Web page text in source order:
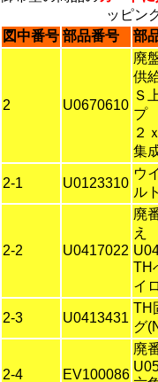
ッピン
図中番号 部品番号 部
2 U0670610
廃
供
Ｓ
プ
２
集
2-1 U0123310
ウ
ル
2-2 U0417022
廃
え
TH
イ
2-3 U0413431
TH
グ
2-4 EV100086
廃